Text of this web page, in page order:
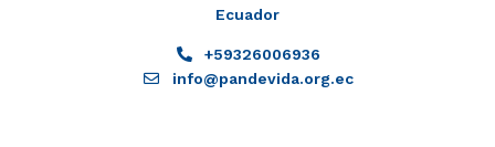
Ecuador
+59326006936
info@pandevida.org.ec